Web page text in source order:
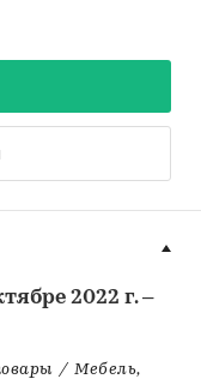
2022 г. –
/ Мебель,